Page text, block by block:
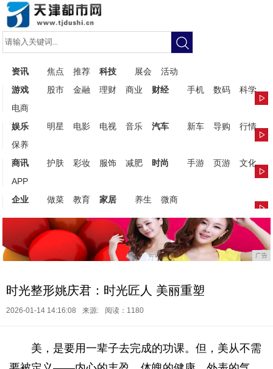
资讯 焦点 推荐 科技 展会
活动
游戏
股市 金融 理财 商业 财经 手机 数码
科学
电商
娱乐
明星 电影 电视 音乐 汽车 新车 导购
行情
保养
商讯
护肤 彩妆 服饰 减肥 时尚 手游 页游
文化
APP
企业
做菜 教育 家居 养生 微商
广告
时光整形姚庆君：时光匠人 美丽重塑
2026-01-14 14:16:08 来源: 阅读：1180
美，是要用一辈子去完成的功课。但，美从不需